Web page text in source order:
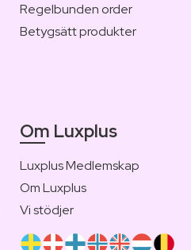
Regelbunden order
Betygsätt produkter
Om Luxplus
Luxplus Medlemskap
Om Luxplus
Vi stödjer